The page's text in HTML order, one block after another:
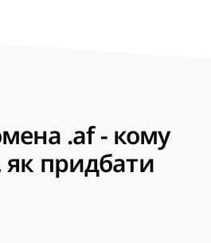
.af - кому
як придбати